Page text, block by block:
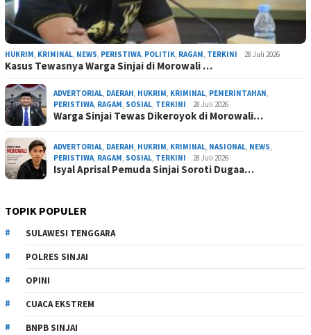
HUKRIM, KRIMINAL, NEWS, PERISTIWA, POLITIK, RAGAM, TERKINI 28 Juli 2026
Kasus Tewasnya Warga Sinjai di Morowali …
ADVERTORIAL, DAERAH, HUKRIM, KRIMINAL, PEMERINTAHAN,
PERISTIWA, RAGAM, SOSIAL, TERKINI 28 Juli 2026
Warga Sinjai Tewas Dikeroyok di Morowali…
ADVERTORIAL, DAERAH, HUKRIM, KRIMINAL, NASIONAL, NEWS,
PERISTIWA, RAGAM, SOSIAL, TERKINI 28 Juli 2026
Isyal Aprisal Pemuda Sinjai Soroti Dugaa…
TOPIK POPULER
SULAWESI TENGGARA
POLRES SINJAI
OPINI
CUACA EKSTREM
BNPB SINJAI